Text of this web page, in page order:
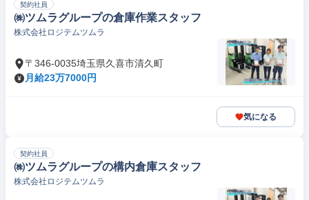
契約社員
㈱ツムラグループの倉庫作業スタッフ
株式会社ロジテムツムラ
〒346-0035埼玉県久喜市清久町
月給23万7000円
気になる
契約社員
㈱ツムラグループの構内倉庫スタッフ
株式会社ロジテムツムラ